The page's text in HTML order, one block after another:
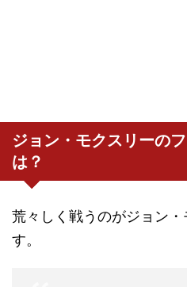
ジョン・モクスリーの
は？
荒々しく戦うのがジョン
す。